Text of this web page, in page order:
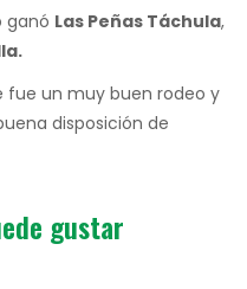
ganó Las Peñas Táchula,
fue un muy buen rodeo y
disposición de
gustar